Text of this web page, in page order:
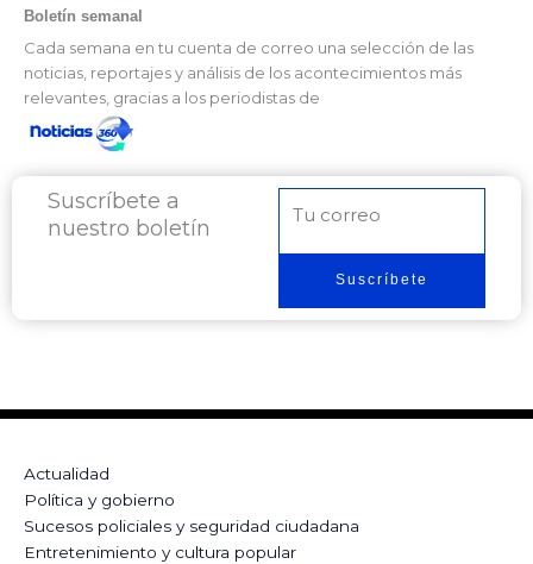
Boletín semanal
Cada semana en tu cuenta de correo una selección de las
noticias, reportajes y análisis de los acontecimientos más
relevantes, gracias a los periodistas de
Suscríbete a
nuestro boletín
electrónico
Suscríbete
Actualidad
Política y gobierno
Sucesos policiales y seguridad ciudadana
Entretenimiento y cultura popular